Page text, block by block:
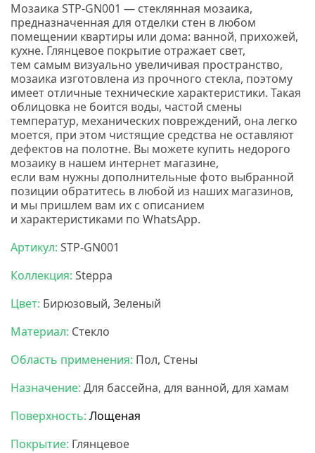
Мозаика STP-GN001 — стеклянная мозаика,
предназначенная для отделки стен в любом
помещении квартиры или дома: ванной, прихожей,
кухне. Глянцевое покрытие отражает свет,
тем самым визуально увеличивая пространство,
мозаика изготовлена из прочного стекла, поэтому
имеет отличные технические характеристики. Такая
облицовка не боится воды, частой смены
температур, механических повреждений, она легко
моется, при этом чистящие средства не оставляют
дефектов на полотне. Вы можете купить недорого
мозаику в нашем интернет магазине,
если вам нужны дополнительные фото выбранной
позиции обратитесь в любой из наших магазинов,
и мы пришлем вам их с описанием
и характеристиками по WhatsApp.
Артикул: STP-GN001
Коллекция: Steppa
Цвет: Бирюзовый, Зеленый
Материал: Стекло
Область применения: Пол, Стены
Назначение: Для бассейна, для ванной, для хамам
Поверхность: Лощеная
Покрытие: Глянцевое